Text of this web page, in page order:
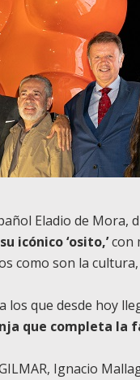
Eladio de Mora,
icónico ‘osito,’con
como son la
los que desde hoy
que completa la
Ignacio